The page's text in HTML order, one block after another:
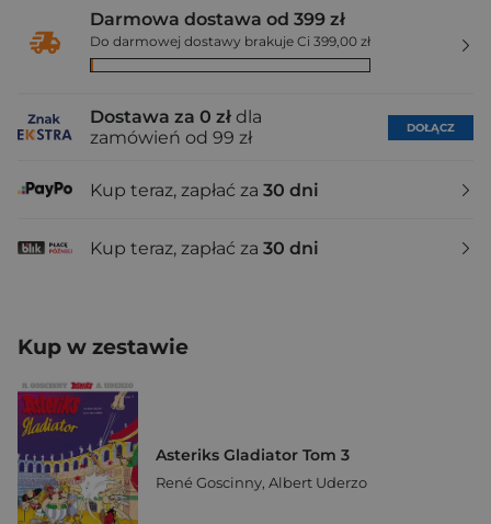
Darmowa dostawa od 399 zł
Do darmowej dostawy brakuje Ci 399,00 zł
Dostawa za 0 zł dla
zamówień od 99 zł
DOŁĄCZ
Kup teraz, zapłać za 30 dni
Kup teraz, zapłać za 30 dni
Kup w zestawie
Asteriks Gladiator Tom 3
René Goscinny, Albert Uderzo